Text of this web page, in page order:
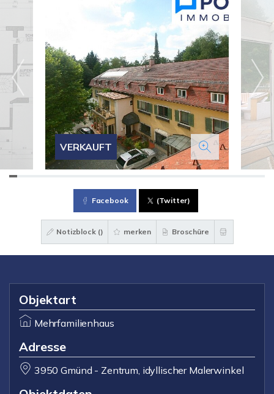
VERKAUFT
Facebook (Twitter)
Notizblock () merken Broschüre
Objektart
Mehrfamilienhaus
Adresse
3950 Gmünd - Zentrum, idyllischer Malerwinkel